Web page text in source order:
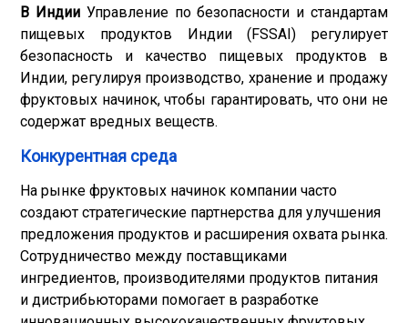
В ИндииУправление по безопасности и стандартам
пищевых продуктов Индии (FSSAI) регулирует
безопасность и качество пищевых продуктов в
Индии, регулируя производство, хранение и продажу
фруктовых начинок, чтобы гарантировать, что они не
содержат вредных веществ.
Конкурентная среда
На рынке фруктовых начинок компании часто
создают стратегические партнерства для улучшения
предложения продуктов и расширения охвата рынка.
Сотрудничество между поставщиками
ингредиентов, производителями продуктов питания
и дистрибьюторами помогает в разработке